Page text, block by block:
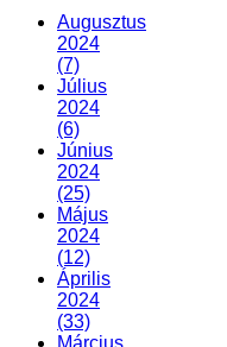
Augusztus
2024
(7)
Július
2024
(6)
Június
2024
(25)
Május
2024
(12)
Április
2024
(33)